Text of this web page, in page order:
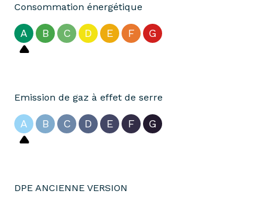
Consommation énergétique
A B C D E F G
Emission de gaz à effet de serre
A B C D E F G
DPE ANCIENNE VERSION